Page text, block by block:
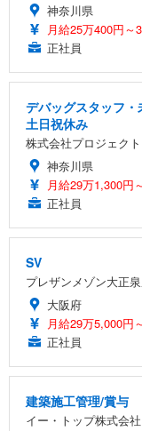
神奈川県
月給25万400円～
正社員
デバッグスタッフ・
土日祝休み
株式会社プロジェク
神奈川県
月給29万1,300円
正社員
SV
プレザンメゾン大正
大阪府
月給29万5,000円
正社員
建築施工管理/賞与
イー・トップ株式会社